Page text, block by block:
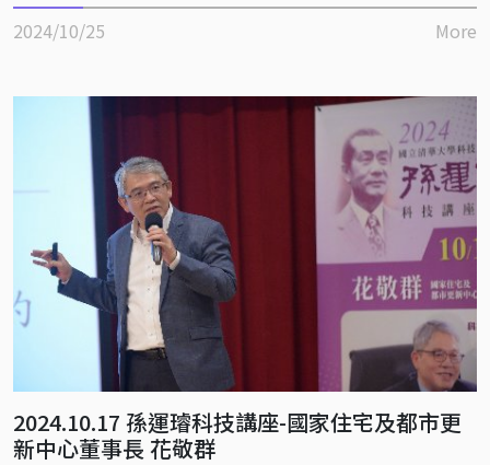
2024/10/25 More
2024.10.17 孫運璿科技講座-國家住宅及都市更
新中心董事長 花敬群